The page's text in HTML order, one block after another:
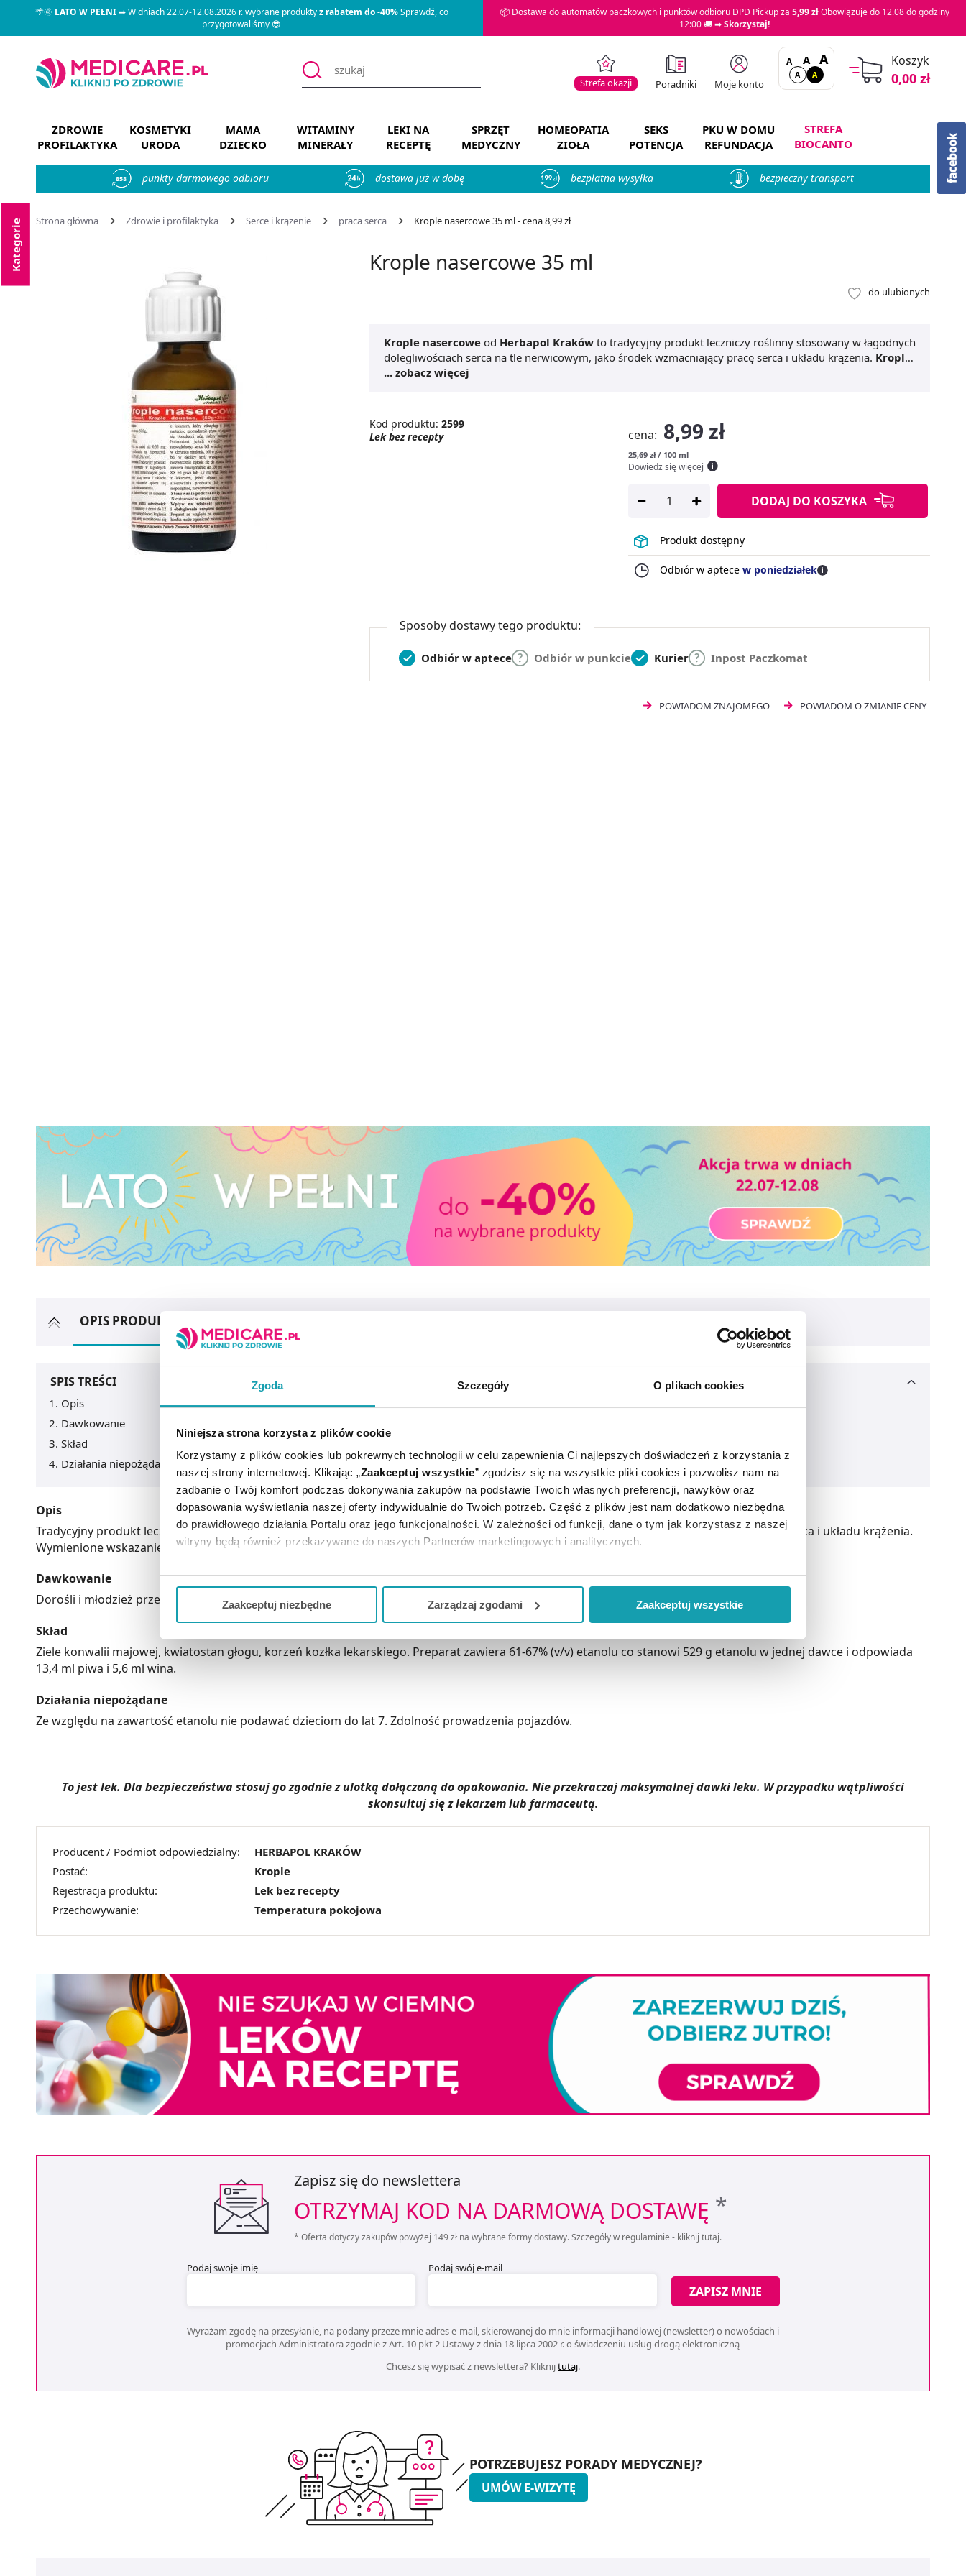
Zgoda Szczegóły O plikach cookies
Niniejsza strona korzysta z plików cookie
Korzystamy z plików cookies lub pokrewnych technologii w celu zapewnienia Ci najlepszych doświadczeń z korzystania z
naszej strony internetowej. Klikając „Zaakceptuj wszystkie” zgodzisz się na wszystkie pliki cookies i pozwolisz nam na
zadbanie o Twój komfort podczas dokonywania zakupów na podstawie Twoich własnych preferencji, nawyków oraz
dopasowania wyświetlania naszej oferty indywidualnie do Twoich potrzeb. Część z plików jest nam dodatkowo niezbędna
do prawidłowego działania Portalu oraz jego funkcjonalności. W zależności od funkcji, dane o tym jak korzystasz z naszej
witryny będą również przekazywane do naszych Partnerów marketingowych i analitycznych.
Jeżeli chcesz dostosować swoją zgodę i wybrać tylko niektóre dodatkowe funkcje, z którymi wiąże się zbieranie danych o
Ciebie danych, które nie są niezbędne dla funkcjonowania Strony. Będzie się to jednak wiązało z brakiem dostępu do
wszystkich funkcjonalności Strony.
Zaakceptuj niezbędne Zarządzaj zgodami Zaakceptuj wszystkie
🌴🌞LATO W PEŁNI➡ W dniach 22.07-12.08.2026 r. wybrane produktyz rabatem do -40%Sprawdź, co
przygotowaliśmy 😎
📦 Dostawa do automatów paczkowych i punktów odbioru DPD Pickup za 5,99 złObowiązuje do 12.08 do godziny
12:00 🚚 ➡Skorzystaj!
Strefa okazji Poradniki Moje konto
A A A
A A
Koszyk
0,00 zł
ZDROWIE
PROFILAKTYKA
KOSMETYKI
URODA
MAMA
DZIECKO
WITAMINY
MINERAŁY
LEKI NA
RECEPTĘ
SPRZĘT
MEDYCZNY
HOMEOPATIA
ZIOŁA
SEKS
POTENCJA
PKU W DOMU
REFUNDACJA
STREFA
BIOCANTO
858 punkty darmowego odbioru dostawa już w dobę bezpłatna wysyłka bezpieczny transport
Strona główna Zdrowie i profilaktyka Serce i krążenie praca serca Krople nasercowe 35 ml - cena 8,99 zł
Kategorie Krople nasercowe 35 ml
do ulubionych
Krople nasercowe od Herbapol Kraków to tradycyjny produkt leczniczy roślinny stosowany w łagodnych
dolegliwościach serca na tle nerwicowym, jako środek wzmacniający pracę serca i układu krążenia. Krople
nasercoweprzeznaczone są dla osób dorosłych i młodzieży powyżej 12 roku życia.
... zobacz więcej
Kod produktu: 2599
Lek bez recepty
cena: 8,99 zł
25,69 zł / 100 ml
Dowiedz się więcej
DODAJ DO KOSZYKA
Produkt dostępny
Odbiór w aptece w poniedziałek
Sposoby dostawy tego produktu:
Odbiór w aptece Odbiór w punkcie Kurier Inpost Paczkomat
POWIADOM ZNAJOMEGO POWIADOM O ZMIANIE CENY
OPIS PRODUKTU
SPIS TREŚCI
Opis
Dawkowanie
Skład
Działania niepożądane
Opis
Tradycyjny produkt leczniczy roślinny stosowany w łagodnych dolegliwościach serca na tle nerwicowym, jako środek wzmacniający pracę serca i układu krążenia.
Wymienione wskazanie opiera się wyłącznie na długim okresie stosowania.
Dawkowanie
Dorośli i młodzież przeciętnie 3 razy dziennie 25 kropli.
Skład
Ziele konwalii majowej, kwiatostan głogu, korzeń kozłka lekarskiego. Preparat zawiera 61-67% (v/v) etanolu co stanowi 529 g etanolu w jednej dawce i odpowiada
13,4 ml piwa i 5,6 ml wina.
Działania niepożądane
Ze względu na zawartość etanolu nie podawać dzieciom do lat 7. Zdolność prowadzenia pojazdów.
To jest lek. Dla bezpieczeństwa stosuj go zgodnie z ulotką dołączoną do opakowania. Nie przekraczaj maksymalnej dawki leku. W przypadku wątpliwości
skonsultuj się z lekarzem lub farmaceutą.
Producent / Podmiot odpowiedzialny:
HERBAPOL KRAKÓW
Postać:
Krople
Rejestracja produktu:
Lek bez recepty
Przechowywanie:
Temperatura pokojowa
Zapisz się do newslettera
OTRZYMAJ KOD NA DARMOWĄ DOSTAWĘ *
* Oferta dotyczy zakupów powyżej 149 zł na wybrane formy dostawy. Szczegóły w regulaminie - kliknij tutaj.
Podaj swoje imię Podaj swój e-mail
ZAPISZ MNIE
Wyrażam zgodę na przesyłanie, na podany przeze mnie adres e-mail, skierowanej do mnie informacji handlowej (newsletter) o nowościach i
promocjach Administratora zgodnie z Art. 10 pkt 2 Ustawy z dnia 18 lipca 2002 r. o świadczeniu usług drogą elektroniczną
Chcesz się wypisać z newslettera? Kliknijtutaj.
POTRZEBUJESZ PORADY MEDYCZNEJ?
UMÓW E-WIZYTĘ